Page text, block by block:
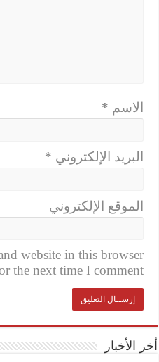
الاسم *
البريد الإلكتروني *
الموقع الإلكتروني
website in this browser
the next time I comment.
أخر الأخبار